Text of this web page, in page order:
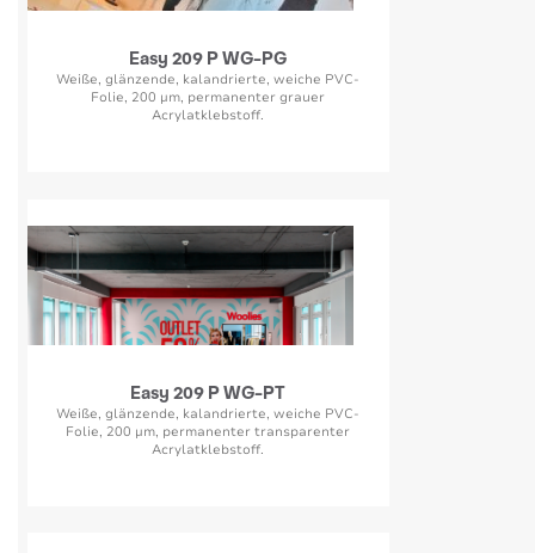
Easy 209 P WG-PG
Weiße, glänzende, kalandrierte, weiche PVC-
Folie, 200 µm, permanenter grauer
Acrylatklebstoff.
Easy 209 P WG-PT
Weiße, glänzende, kalandrierte, weiche PVC-
Folie, 200 µm, permanenter transparenter
Acrylatklebstoff.